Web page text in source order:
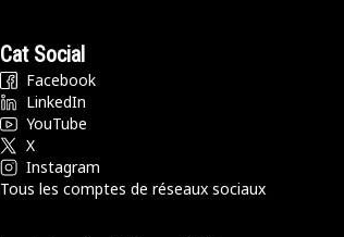
Cat Social
Facebook
LinkedIn
YouTube
X
Instagram
Tous les comptes de réseaux sociaux